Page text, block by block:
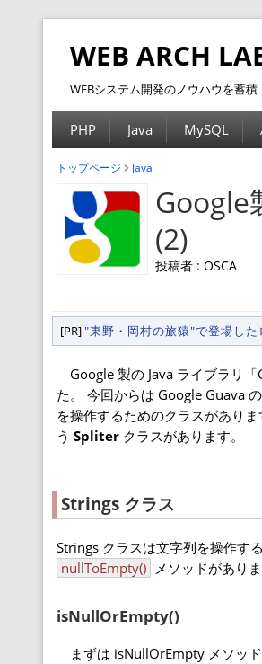
WEB ARCH
WEBシステム開発のノウハウを蓄
PHP Java MySQL
トップページ Java
Google
(2)
投稿者 : OSCA
[PR]"東野・岡村の旅猿"で登場した
Google 製の Java ライブラリ「
た。 今回からは Google Guava
を操作するためのクラスがあり
う Spliter クラスがあります。
Strings クラス
Strings クラスは文字列を操作す
nullToEmpty()
メソッドがあり
isNullOrEmpty()
まずは isNullOrEmpty メソッ